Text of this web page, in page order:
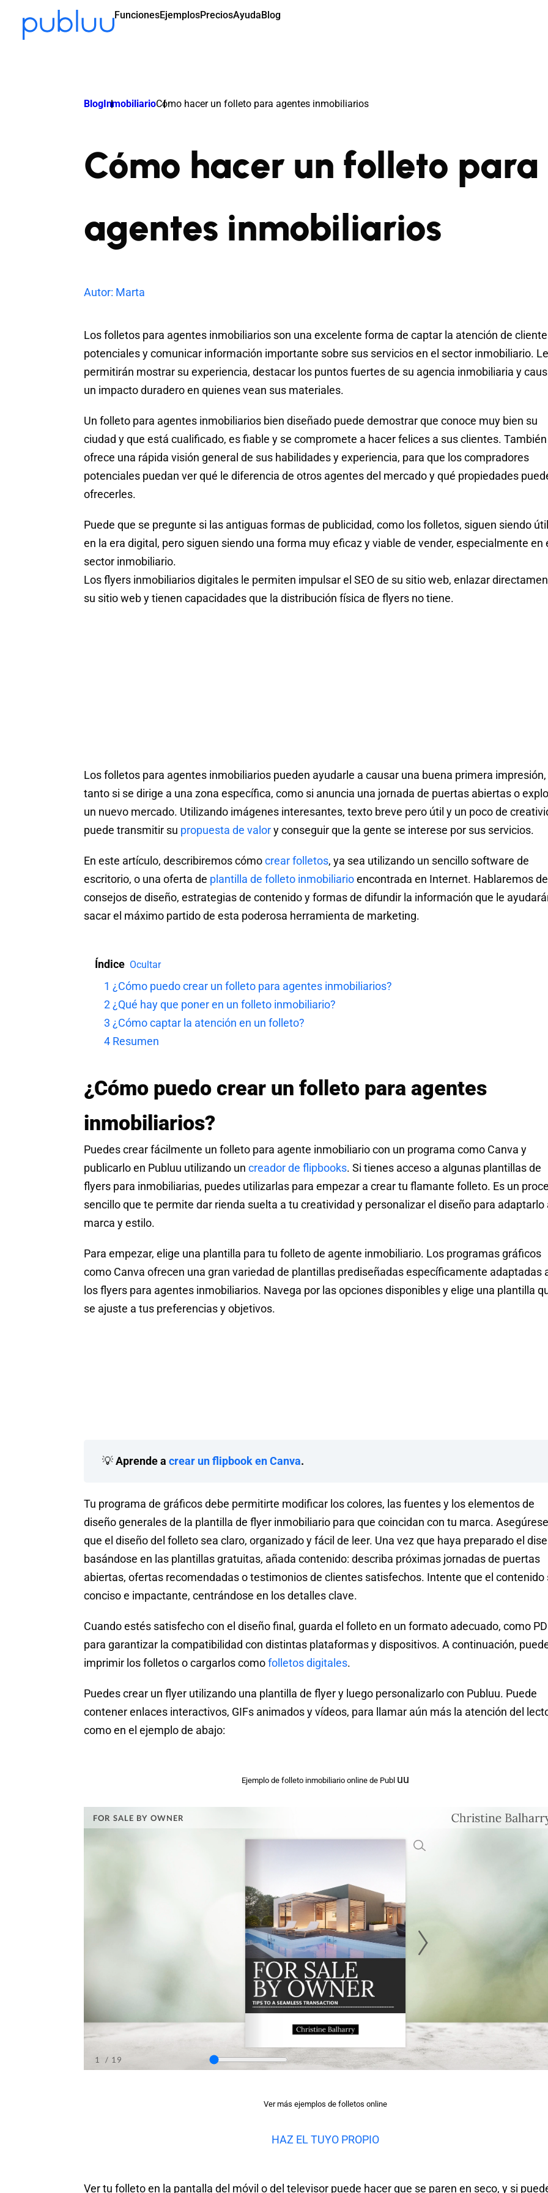
FuncionesEjemplosPreciosAyudaBlog
BlogInmobiliarioCómo hacer un folleto para agentes inmobiliarios
Cómo hacer un folleto para
agentes inmobiliarios
Autor: Marta
Los folletos para agentes inmobiliarios son una excelente forma de captar la atención de
potenciales y comunicar información importante sobre sus servicios en el sector inmobiliario. Le
permitirán mostrar su experiencia, destacar los puntos fuertes de su agencia inmobiliaria y
un impacto duradero en quienes vean sus materiales.
Un folleto para agentes inmobiliarios bien diseñado puede demostrar que conoce muy bien su
ciudad y que está cualificado, es fiable y se compromete a hacer felices a sus clientes. También
ofrece una rápida visión general de sus habilidades y experiencia, para que los compradores
potenciales puedan ver qué le diferencia de otros agentes del mercado y qué propiedades
ofrecerles.
Puede que se pregunte si las antiguas formas de publicidad, como los folletos, siguen siendo
en la era digital, pero siguen siendo una forma muy eficaz y viable de vender, especialmente en
sector inmobiliario.
Los flyers inmobiliarios digitales le permiten impulsar el SEO de su sitio web, enlazar
su sitio web y tienen capacidades que la distribución física de flyers no tiene.
Los folletos para agentes inmobiliarios pueden ayudarle a causar una buena primera impresión,
tanto si se dirige a una zona específica, como si anuncia una jornada de puertas abiertas o
un nuevo mercado. Utilizando imágenes interesantes, texto breve pero útil y un poco de
puede transmitir su propuesta de valory conseguir que la gente se interese por sus servicios.
En este artículo, describiremos cómocrear folletos, ya sea utilizando un sencillo software de
escritorio, o una oferta de plantilla de folleto inmobiliarioencontrada en Internet. Hablaremos de
consejos de diseño, estrategias de contenido y formas de difundir la información que le
sacar el máximo partido de esta poderosa herramienta de marketing.
Índice Ocultar
1 ¿Cómo puedo crear un folleto para agentes inmobiliarios?
2¿Qué hay que poner en un folleto inmobiliario?
3 ¿Cómo captar la atención en un folleto?
4 Resumen
¿Cómo puedo crear un folleto para agentes
inmobiliarios?
Puedes crear fácilmente un folleto para agente inmobiliario con un programa como Canva y
publicarlo en Publuu utilizando un creador de flipbooks. Si tienes acceso a algunas plantillas de
flyers para inmobiliarias, puedes utilizarlas para empezar a crear tu flamante folleto. Es un
sencillo que te permite dar rienda suelta a tu creatividad y personalizar el diseño para adaptarlo
marca y estilo.
Para empezar, elige una plantilla para tu folleto de agente inmobiliario. Los programas gráficos
como Canva ofrecen una gran variedad de plantillas prediseñadas específicamente adaptadas
los flyers para agentes inmobiliarios. Navega por las opciones disponibles y elige una plantilla
se ajuste a tus preferencias y objetivos.
💡Aprende a crear un flipbook en Canva.
Tu programa de gráficos debe permitirte modificar los colores, las fuentes y los elementos de
diseño generales de la plantilla de flyer inmobiliario para que coincidan con tu marca.
que el diseño del folleto sea claro, organizado y fácil de leer. Una vez que haya preparado el
basándose en las plantillas gratuitas, añada contenido: describa próximas jornadas de puertas
abiertas, ofertas recomendadas o testimonios de clientes satisfechos. Intente que el contenido
conciso e impactante, centrándose en los detalles clave.
Cuando estés satisfecho con el diseño final, guarda el folleto en un formato adecuado, como
para garantizar la compatibilidad con distintas plataformas y dispositivos. A continuación,
imprimir los folletos o cargarlos comofolletos digitales.
Puedes crear un flyer utilizando una plantilla de flyer y luego personalizarlo con Publuu. Puede
contener enlaces interactivos, GIFs animados y vídeos, para llamar aún más la atención del
como en el ejemplo de abajo:
Ejemplo de folleto inmobiliario online de Publ uu
Ver más ejemplos de folletos online
HAZ EL TUYO PROPIO
Ver tu folleto en la pantalla del móvil o del televisor puede hacer que se paren en seco, y si